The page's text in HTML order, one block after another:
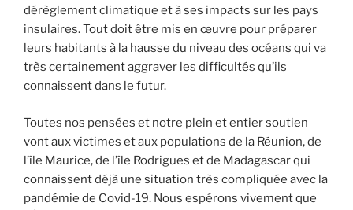
dérèglement climatique et à ses impacts sur les pays
insulaires. Tout doit être mis en œuvre pour préparer
leurs habitants à la hausse du niveau des océans qui va
très certainement aggraver les difficultés qu’ils
connaissent dans le futur.
Toutes nos pensées et notre plein et entier soutien
vont aux victimes et aux populations de la Réunion, de
l’île Maurice, de l’île Rodrigues et de Madagascar qui
connaissent déjà une situation très compliquée avec la
pandémie de Covid-19. Nous espérons vivement que